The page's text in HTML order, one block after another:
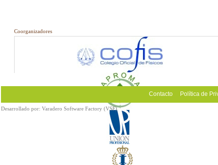
Coorganizadores
Contacto Política de
Desarrollado por: Varadero Software Factory (VSF)